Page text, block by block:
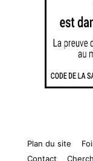
Plan du site
Contact